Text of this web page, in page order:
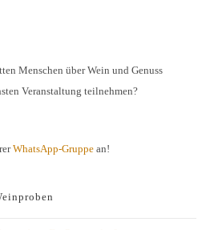
Menschen über Wein und Genuss
Veranstaltung teilnehmen?
WhatsApp-Gruppe an!